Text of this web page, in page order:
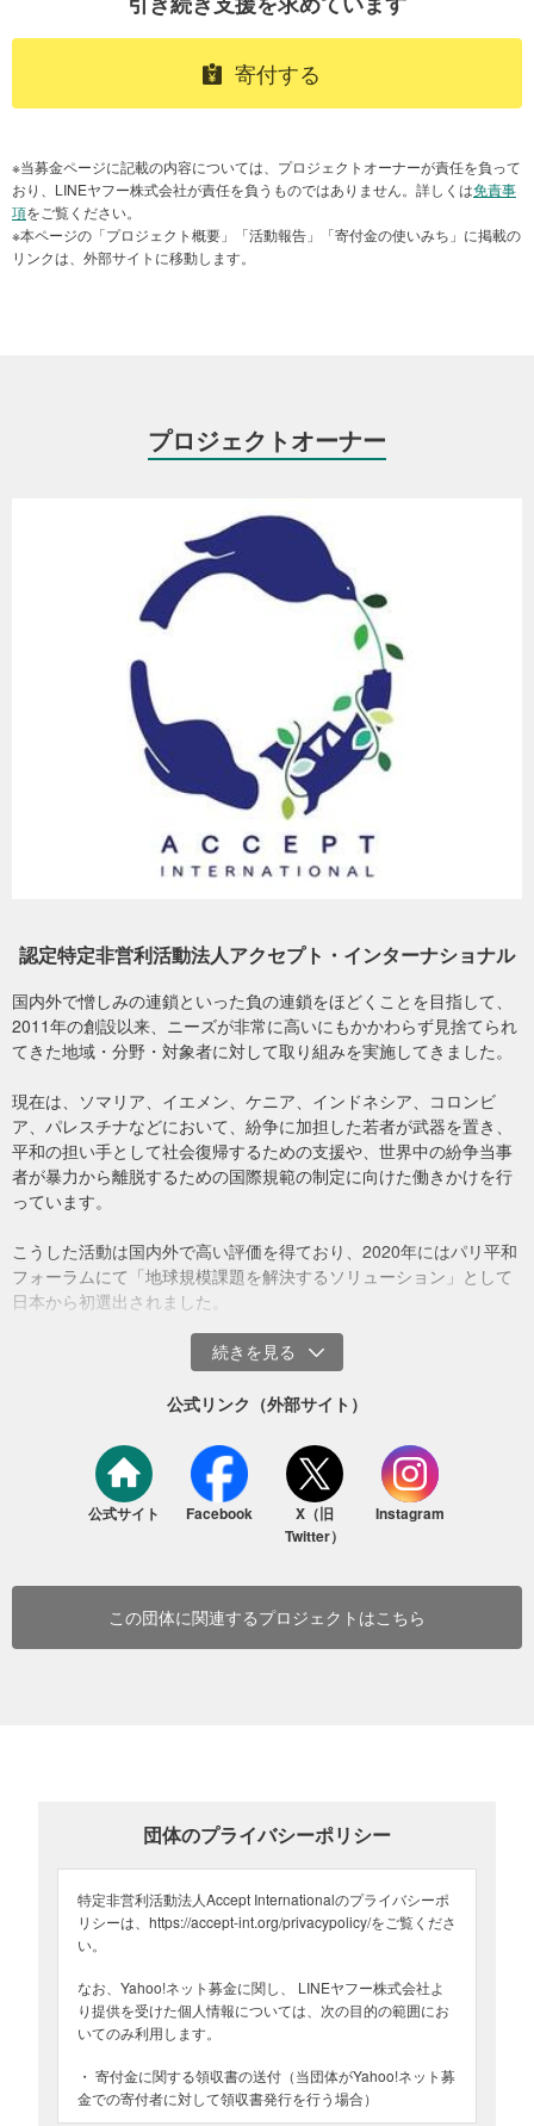
パレスチナにおける取り組み
＜寄付受付期間延長のお知らせ＞
現場は米・イスラエルとイランの衝突の影響で、燃料が高騰し生活
に大きな影響がでています。また停戦合意後も食糧不足に加えて衛
まえ、ニーズが大きい物資の配布や緊急人道支援、若者や女性も巻
き込んだ新たな和平プロセスの構築をさらに進めるため、寄付受付
期間を延長いたします。引き続き温かなご支援をよろしくお願いい
たします。（2026年4月6日更新）
行を希望して寄付された方に、領収書を発行いたします。
ックを入れてください。お手続きが完了した後での発行希望（再発
行含む）への対応はできませんのでご注意ください。
※当法人からの領収書発行時期：毎年1月下旬頃に、前年1年分（1月
1日～12月31日）を合算した領収書を郵送いたします。
※領収書の日付は、お客様が寄付手続きを行った日、またはプロジェ
クトオーナーに入金された日（原則として寄付手続き日の翌月末日
頃）のいずれかになります。具体的な日付については、プロジェク
トオーナーにご確認ください。
※Vポイント、PayPayによるご寄付の場合は領収書発行の対象外で
すのでご留意ください。
をご参照ください。
領収書に関するお問い合わせは、下記までご連絡ください。
電話：03-4500-8161
寄付金の使い道
本プロジェクトの実施にかかる経費に活用させていただきます。必
要以上に集まった際には、当法人の運営に係る費用に活用させてい
ただきます。
【医療支援・食料・水・衛生改善支援】
・ガザのシェルター内で医療拠点、医師、看護師を設置
・感染症、けが、妊婦へのケアなどに関する診察、生活指導、処方
箋の交付
・水因性疾患、ノミ、ダニの発生防止に関する啓発
・支援の届いていない世帯へ安全な水や食料支援
【和平に向けた取り組み】
・パレスチナの若者リーダーとの和平に向けた対話の場の構築・合
・世界各国での対話セッションの開催
・和平交渉や紛争解決の専門家との対話・連携
※なお、現地の情勢によっては、支援の内容を適宜変更していきま
"#Donationdeduction"
また、昨今のイランとイスラエル・米国の緊張感が高まるたびにガ
ザの検問所は封鎖され、支援物資さえも満足に搬入できなくなるな
ど、周辺の地域情勢に対しても極めて脆弱（ぜいじゃく）な状況で
す。
こうした中、国際機関などが小麦や豆類、缶詰など支援している一
方で、野菜などの生鮮食品を支援している団体は多くなく、ビタミ
ンやミネラルなどの栄養素が不足し感染症のリスクが高まっていま
す。
ビタミンやミネラルが豊富な配布物資の一部（2026年5月、ガザ）
このような現状を受け、私たちはガザ北部において、食料支援や給
水支援を受理できていない特に脆弱（ぜいじゃく）な約700世帯
（約3,200人）の国内避難民の方々に、トマト、ピーマン、バナナ、
りんごなどの野菜や果物に加え、清潔な飲料水の提供を開始しまし
た。食料はガザ地区外から搬入される生鮮食品から調達をしていま
すが、市場供給が不安定なため、価格は2023年10月以前の4〜10倍
に高騰している場合もあります。
水を運ぶ現地ボランティアのモンタセル（2026年5月、ガザ）
食料の配布にあたっては対象キャンプ内やその周辺に住む若者ボラ
族やキャンプの人々に貢献したいという強い想いを持って参加して
こうした現地の人々の思いに応え、私たちは皆様からのご寄付を大
切に活用しながら支援を続けています。
支援活動には多くの困難が伴いますが、皆様からのご支援によって
活動を継続することができています。今後も支援を継続・発展させ
ていくため、温かいご支援・ご協力を賜れますと幸いです。
パレスチナの新たな和平プロセスを模索するため、ヨルダ
寄付する
※当募金ページに記載の内容については、プロジェクトオーナーが責任を負って
おり、LINEヤフー株式会社が責任を負うものではありません。詳しくは免責事
項をご覧ください。
※本ページの「プロジェクト概要」「活動報告」「寄付金の使いみち」に掲載の
リンクは、外部サイトに移動します。
プロジェクトオーナー
認定特定非営利活動法人アクセプト・インターナショナル
国内外で憎しみの連鎖といった負の連鎖をほどくことを目指して、
2011年の創設以来、ニーズが非常に高いにもかかわらず見捨てられ
てきた地域・分野・対象者に対して取り組みを実施してきました。
現在は、ソマリア、イエメン、ケニア、インドネシア、コロンビ
ア、パレスチナなどにおいて、紛争に加担した若者が武器を置き、
平和の担い手として社会復帰するための支援や、世界中の紛争当事
者が暴力から離脱するための国際規範の制定に向けた働きかけを行
っています。
こうした活動は国内外で高い評価を得ており、2020年にはパリ平和
フォーラムにて「地球規模課題を解決するソリューション」として
日本から初選出されました。
公式リンク（外部サイト）
公式サイト Facebook
X（旧
Twitter）
Instagram
この団体に関連するプロジェクトはこちら
団体のプライバシーポリシー
特定非営利活動法人Accept Internationalのプライバシーポ
リシーは、https://accept-int.org/privacypolicy/をご覧くださ
い。
なお、Yahoo!ネット募金に関し、 LINEヤフー株式会社よ
り提供を受けた個人情報については、次の目的の範囲にお
いてのみ利用します。
・ 寄付金に関する領収書の送付（当団体がYahoo!ネット募
金での寄付者に対して領収書発行を行う場合）